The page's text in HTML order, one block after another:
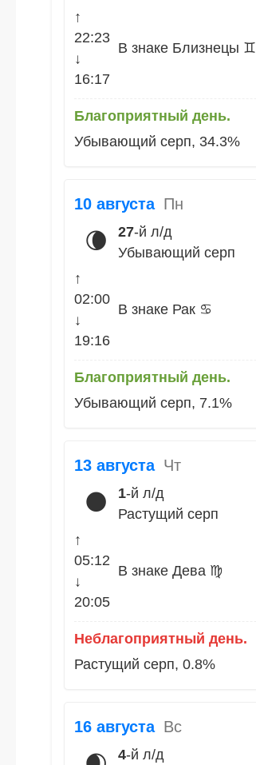
↑
22:23
↓
16:17
В знаке Близнецы ♊
Благоприятный день.
Убывающий серп, 34.3%
10 августа Пн
🌘 27-й л/д
Убывающий серп
↑
02:00
↓
19:16
В знаке Рак ♋
Благоприятный день.
Убывающий серп, 7.1%
13 августа Чт
🌑 1-й л/д
Растущий серп
↑
05:12
↓
20:05
В знаке Дева ♍
Неблагоприятный день.
Растущий серп, 0.8%
16 августа Вс
4-й л/д